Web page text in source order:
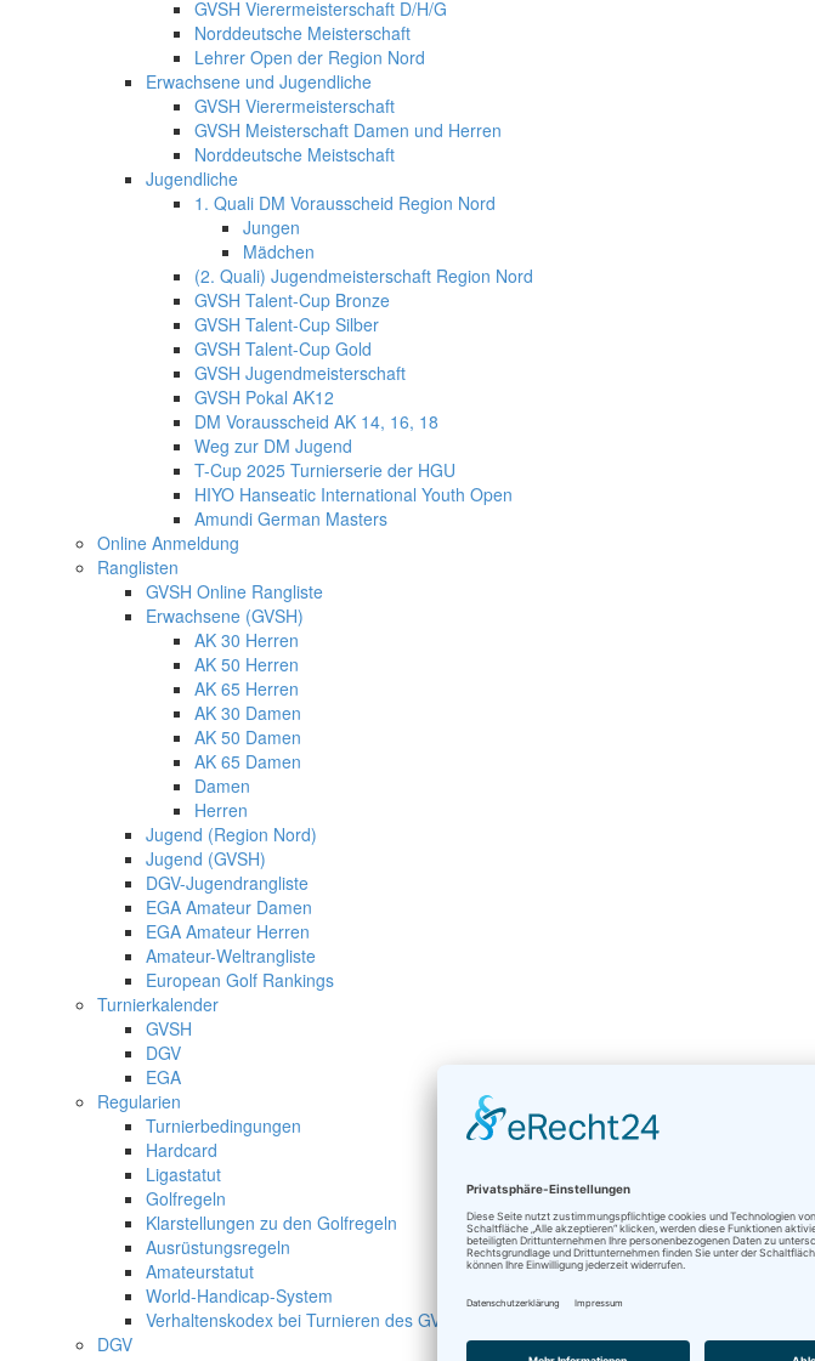
GVSH Vierermeisterschaft D/H/G
Norddeutsche Meisterschaft
Lehrer Open der Region Nord
Erwachsene und Jugendliche
GVSH Vierermeisterschaft
GVSH Meisterschaft Damen und Herren
Norddeutsche Meistschaft
Jugendliche
1. Quali DM Vorausscheid Region Nord
Jungen
Mädchen
(2. Quali) Jugendmeisterschaft Region Nord
GVSH Talent-Cup Bronze
GVSH Talent-Cup Silber
GVSH Talent-Cup Gold
GVSH Jugendmeisterschaft
GVSH Pokal AK12
DM Vorausscheid AK 14, 16, 18
Weg zur DM Jugend
T-Cup 2025 Turnierserie der HGU
HIYO Hanseatic International Youth Open
Amundi German Masters
Online Anmeldung
Ranglisten
GVSH Online Rangliste
Erwachsene (GVSH)
AK 30 Herren
AK 50 Herren
AK 65 Herren
AK 30 Damen
AK 50 Damen
AK 65 Damen
Damen
Herren
Jugend (Region Nord)
Jugend (GVSH)
DGV-Jugendrangliste
EGA Amateur Damen
EGA Amateur Herren
Amateur-Weltrangliste
European Golf Rankings
Turnierkalender
GVSH
DGV
EGA
Regularien
Turnierbedingungen
Hardcard
Ligastatut
Golfregeln
Klarstellungen zu den Golfregeln
Ausrüstungsregeln
Amateurstatut
World-Handicap-System
Verhaltenskodex bei Turnieren des GVSH
DGV